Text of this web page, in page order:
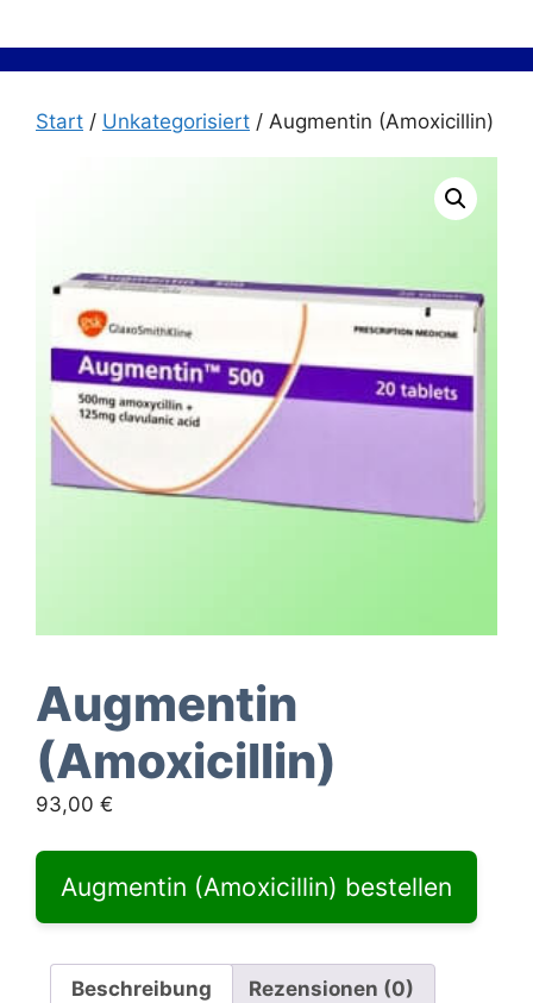
Inhalt
springen
Start / Unkategorisiert / Augmentin (Amoxicillin)
Augmentin
(Amoxicillin)
93,00 €
Augmentin (Amoxicillin) bestellen
Beschreibung Rezensionen (0)